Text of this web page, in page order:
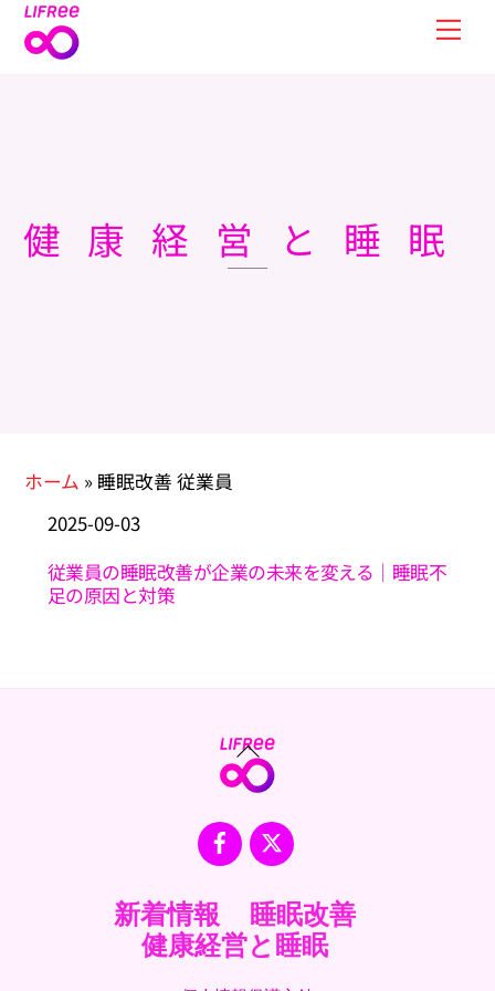
Skip
健康経営と睡眠
ホーム » 睡眠改善 従業員
2025-09-03
従業員の睡眠改善が企業の未来を変える｜睡眠不
足の原因と対策
Back
To
Facebook
X
新着情報
睡眠改善
健康経営と睡眠